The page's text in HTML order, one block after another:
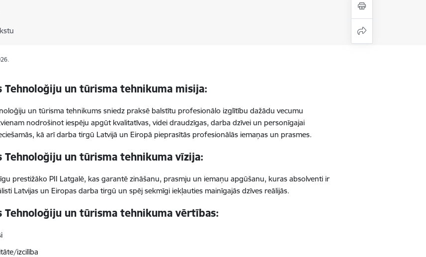
Tehnoloğiju un tūrisma tehnikuma misija:
un tūrisma tehnikums sniedz praksē balstītu profesionālo izglītību dažādu vecumu
nodrošinot iespēju apgūt kvalitatīvas, videi draudzīgas, darba dzīvei un personīgajai
kā arī darba tirgū Latvijā un Eiropā pieprasītās profesionālās iemaņas un prasmes.
Tehnoloğiju un tūrisma tehnikuma vīzija:
prestižāko PII Latgalē, kas garantē zināšanu, prasmju un iemaņu apgūšanu, kuras absolventi ir
Latvijas un Eiropas darba tirgū un spēj sekmīgi iekļauties mainīgajās dzīves reālijās.
Tehnoloğiju un tūrisma tehnikuma vērtības:
izcilība